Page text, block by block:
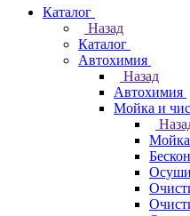
Каталог
Назад
Каталог
Автохимия
Назад
Автохимия
Мойка и
Мойка